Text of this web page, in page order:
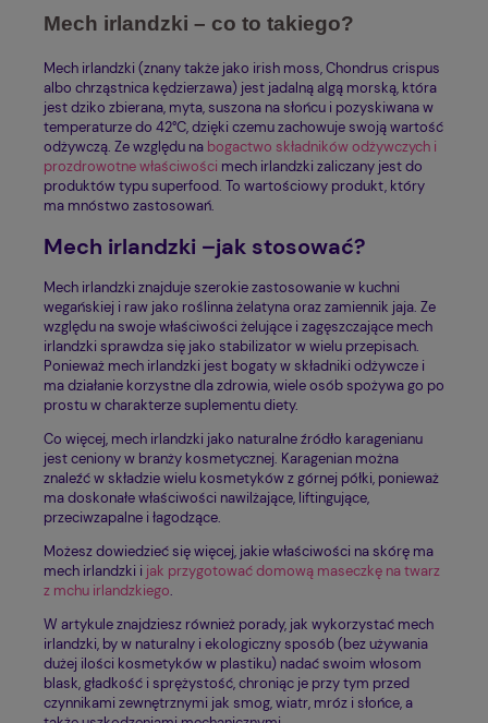
Mech irlandzki – co to takiego?
Mech irlandzki (znany także jako irish moss, Chondrus crispus
albo chrząstnica kędzierzawa) jest jadalną algą morską, która
jest dziko zbierana, myta, suszona na słońcu i pozyskiwana w
temperaturze do 42°C, dzięki czemu zachowuje swoją wartość
odżywczą. Ze względu na bogactwo składników odżywczych i
prozdrowotne właściwości mech irlandzki zaliczany jest do
produktów typu superfood. To wartościowy produkt, który
ma mnóstwo zastosowań.
Mech irlandzki –jak stosować?
Mech irlandzki znajduje szerokie zastosowanie w kuchni
wegańskiej i raw jako roślinna żelatyna oraz zamiennik jaja. Ze
względu na swoje właściwości żelujące i zagęszczające mech
irlandzki sprawdza się jako stabilizator w wielu przepisach.
Ponieważ mech irlandzki jest bogaty w składniki odżywcze i
ma działanie korzystne dla zdrowia, wiele osób spożywa go po
prostu w charakterze suplementu diety.
Co więcej, mech irlandzki jako naturalne źródło karagenianu
jest ceniony w branży kosmetycznej. Karagenian można
znaleźć w składzie wielu kosmetyków z górnej półki, ponieważ
ma doskonałe właściwości nawilżające, liftingujące,
przeciwzapalne i łagodzące.
Możesz dowiedzieć się więcej, jakie właściwości na skórę ma
mech irlandzki i jak przygotować domową maseczkę na twarz
z mchu irlandzkiego.
W artykule znajdziesz również porady, jak wykorzystać mech
irlandzki, by w naturalny i ekologiczny sposób (bez używania
dużej ilości kosmetyków w plastiku) nadać swoim włosom
blask, gładkość i sprężystość, chroniąc je przy tym przed
czynnikami zewnętrznymi jak smog, wiatr, mróz i słońce, a